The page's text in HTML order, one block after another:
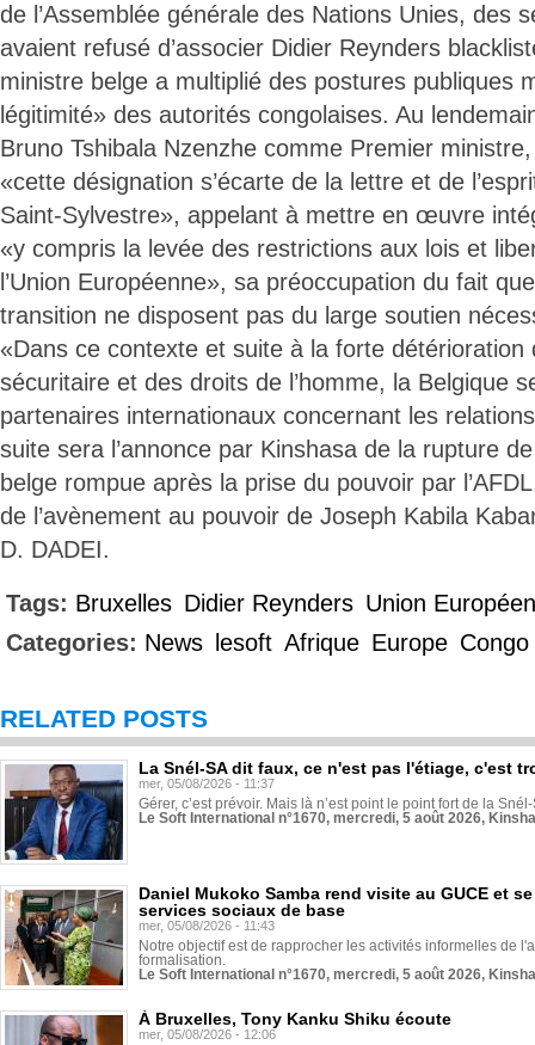
de l’Assemblée générale des Nations Unies, des
avaient refusé d’associer Didier Reynders
ministre belge a multiplié des postures publiques
légitimité» des autorités congolaises. Au
Bruno Tshibala Nzenzhe comme Premier
«cette désignation s’écarte de la lettre et de
Saint-Sylvestre», appelant à mettre en œuvre
«y compris la levée des restrictions aux lois et
l’Union Européenne», sa préoccupation du fait
transition ne disposent pas du large soutien
«Dans ce contexte et suite à la forte détérioration
sécuritaire et des droits de l’homme, la Belgique
partenaires internationaux concernant les
suite sera l’annonce par Kinshasa de la rupture
belge rompue après la prise du pouvoir par
de l’avènement au pouvoir de Joseph Kabila
D. DADEI.
Tags: Bruxelles Didier Reynders Union
Categories: News lesoft Afrique Europe Congo
RELATED POSTS
La Snél-SA dit faux, ce n'est pas l'étiage, c'est
mer, 05/08/2026 - 11:37
Gérer, c’est prévoir. Mais là n’est point le point fort de la
Le Soft International n°1670, mercredi, 5 août 2026,
Daniel Mukoko Samba rend visite au GUCE et
services sociaux de base
mer, 05/08/2026 - 11:43
Notre objectif est de rapprocher les activités informelles de
formalisation.
Le Soft International n°1670, mercredi, 5 août 2026,
À Bruxelles, Tony Kanku Shiku écoute
mer, 05/08/2026 - 12:06